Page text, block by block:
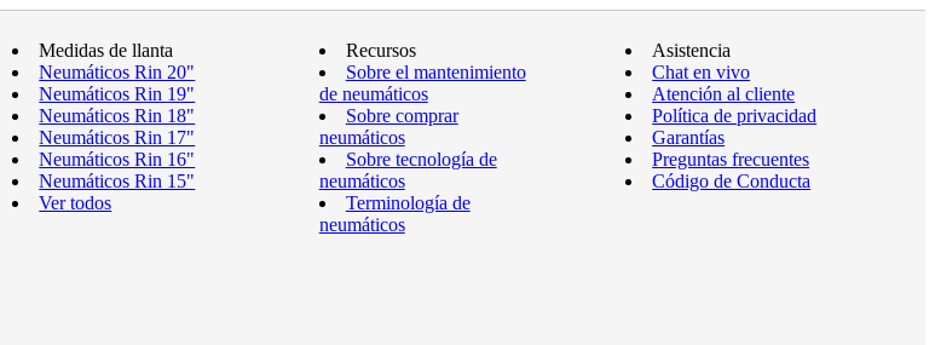
Medidas de llanta
Neumáticos Rin 20"
Neumáticos Rin 19"
Neumáticos Rin 18"
Neumáticos Rin 17"
Neumáticos Rin 16"
Neumáticos Rin 15"
Ver todos
Recursos
Sobre el mantenimiento
de neumáticos
Sobre comprar
neumáticos
Sobre tecnología de
neumáticos
Terminología de
neumáticos
Asistencia
Chat en vivo
Atención al cliente
Política de privacidad
Garantías
Preguntas frecuentes
Código de Conducta